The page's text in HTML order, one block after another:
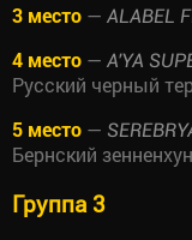
3 место — ALABEL
4 место — A'YA
Русский черный
5 место —
Бернский
Группа 3